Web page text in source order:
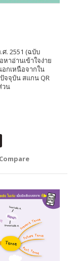
. 2551 (ฉบับ
หาอ่านเข้าใจง่าย
อกเหนือจากใน
จจุบัน สแกน QR
วน